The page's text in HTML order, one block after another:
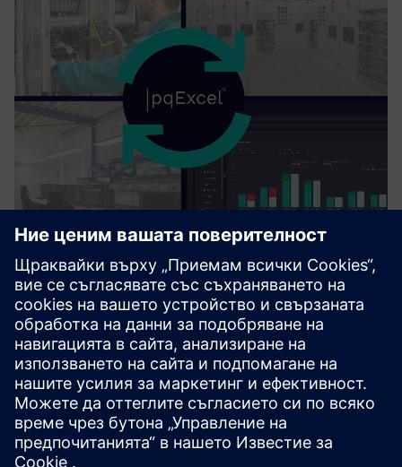
EMS, PQ Audit and Solutions,
Management Audit Consultancy
Assess energy performance and implement ISO 50001-
aligned energy management systems. Analyze electrical
networks to identify power quality disturbances,
harmonics and demand issues, establish measurement
frameworks and drive data-...
Научете повече